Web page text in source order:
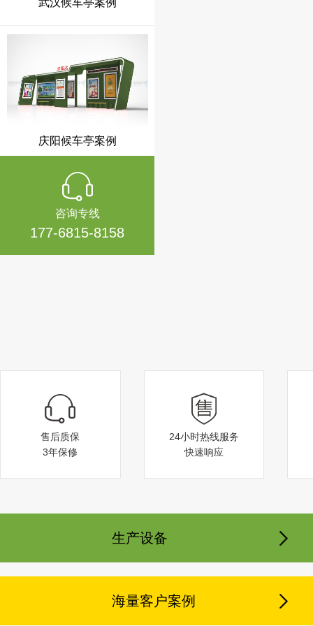
徐州公园案例
咨询专线
177-6815-8158
售后质保
3年保修
24小时热线服务
快速响应
生产设备
海量客户案例